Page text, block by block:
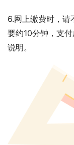
6.网上缴费时，请
要约10分钟，支
说明。